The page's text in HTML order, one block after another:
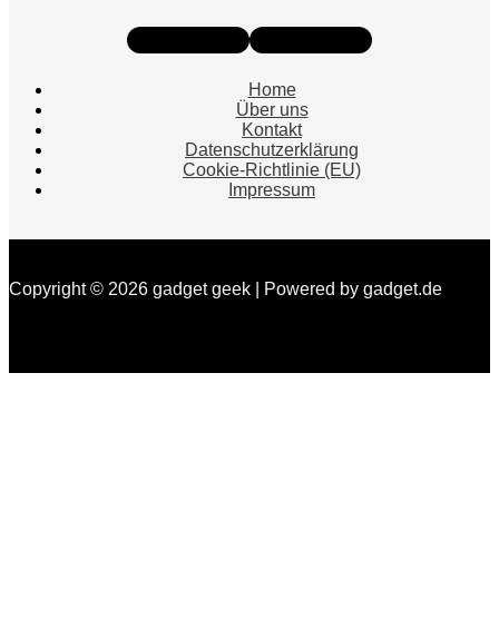
Home
Über uns
Kontakt
Datenschutzerklärung
Cookie-Richtlinie (EU)
Impressum
Copyright © 2026 gadget geek | Powered by gadget.de